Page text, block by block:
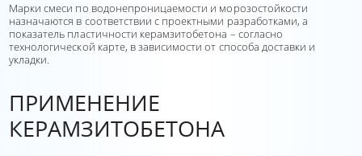
Марки смеси по водонепроницаемости и морозостойкости
назначаются в соответствии с проектными разработками, а
показатель пластичности керамзитобетона – согласно
технологической карте, в зависимости от способа доставки и
укладки.
ПРИМЕНЕНИЕ
КЕРАМЗИТОБЕТОНА